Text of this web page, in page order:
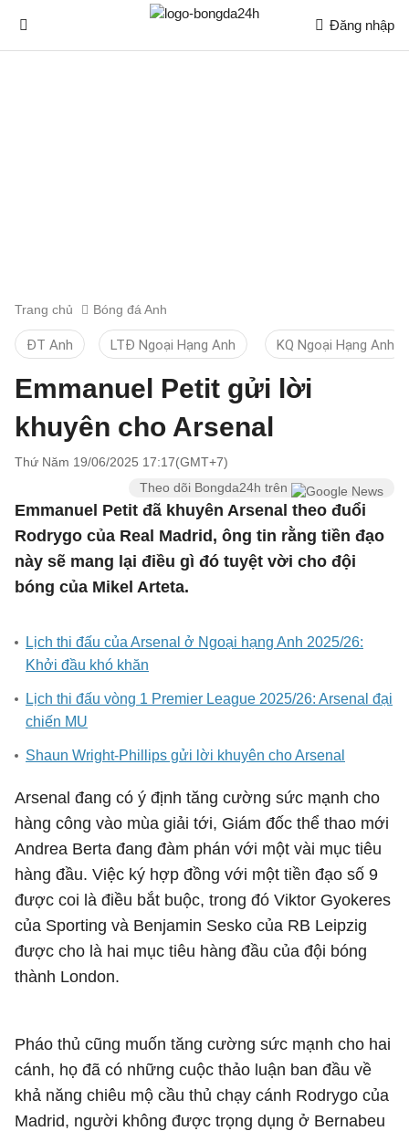
Đăng nhập
Trang chủ Bóng đá Anh
ĐT Anh LTĐ Ngoại Hạng Anh KQ Ngoại Hạng Anh
Emmanuel Petit gửi lời
khuyên cho Arsenal
Thứ Năm 19/06/2025 17:17(GMT+7)
Theo dõi Bongda24h trên
Emmanuel Petit đã khuyên Arsenal theo đuổi
Rodrygo của Real Madrid, ông tin rằng tiền đạo
này sẽ mang lại điều gì đó tuyệt vời cho đội
bóng của Mikel Arteta.
Lịch thi đấu của Arsenal ở Ngoại hạng Anh 2025/26:
Khởi đầu khó khăn
Lịch thi đấu vòng 1 Premier League 2025/26: Arsenal đại
chiến MU
Shaun Wright-Phillips gửi lời khuyên cho Arsenal
Arsenal đang có ý định tăng cường sức mạnh cho
hàng công vào mùa giải tới, Giám đốc thể thao mới
Andrea Berta đang đàm phán với một vài mục tiêu
hàng đầu. Việc ký hợp đồng với một tiền đạo số 9
được coi là điều bắt buộc, trong đó Viktor Gyokeres
của Sporting và Benjamin Sesko của RB Leipzig
được cho là hai mục tiêu hàng đầu của đội bóng
thành London.
Pháo thủ cũng muốn tăng cường sức mạnh cho hai
cánh, họ đã có những cuộc thảo luận ban đầu về
khả năng chiêu mộ cầu thủ chạy cánh Rodrygo của
Madrid, người không được trọng dụng ở Bernabeu